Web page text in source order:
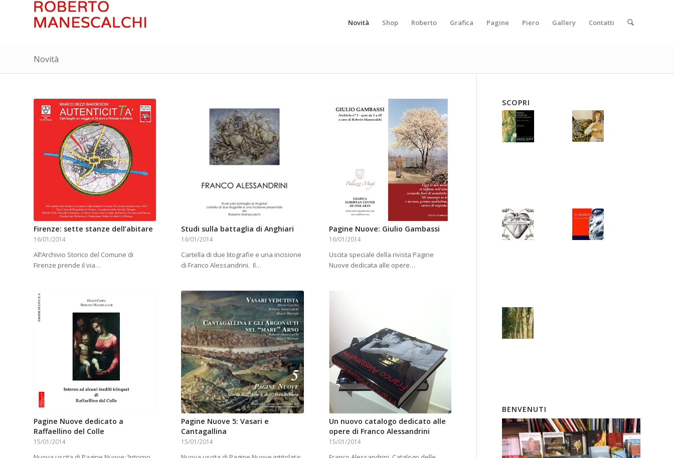
Novità Shop Roberto Grafica Pagine Piero Gallery Contatti
Novità
Firenze: sette stanze dell’abitare
16/01/2014
All’Archivio Storico del Comune di
Firenze prende il via…
Studi sulla battaglia di Anghiari
16/01/2014
Cartella di due litografie e una incisione
di Franco Alessandrini. Il…
Pagine Nuove: Giulio Gambassi
16/01/2014
Uscita speciale della rivista Pagine
Nuove dedicata alle opere…
Pagine Nuove dedicato a
Raffaellino del Colle
15/01/2014
Pagine Nuove 5: Vasari e
Cantagallina
15/01/2014
Un nuovo catalogo dedicato alle
opere di Franco Alessandrini
15/01/2014
SCOPRI
BENVENUTI